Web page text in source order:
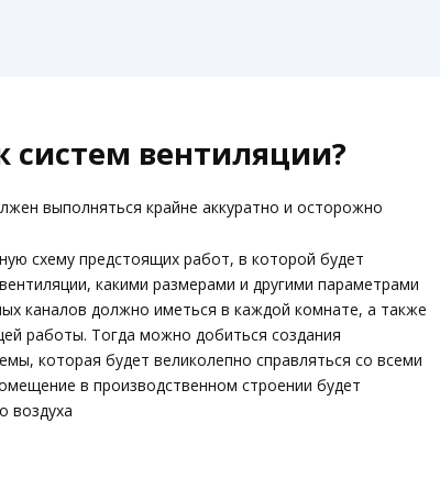
вентиляции?
выполняться крайне аккуратно и осторожно
схему предстоящих работ, в которой будет
какими размерами и другими параметрами
каналов должно иметься в каждой комнате, а также
работы. Тогда можно добиться создания
которая будет великолепно справляться со всеми
в производственном строении будет
воздуха